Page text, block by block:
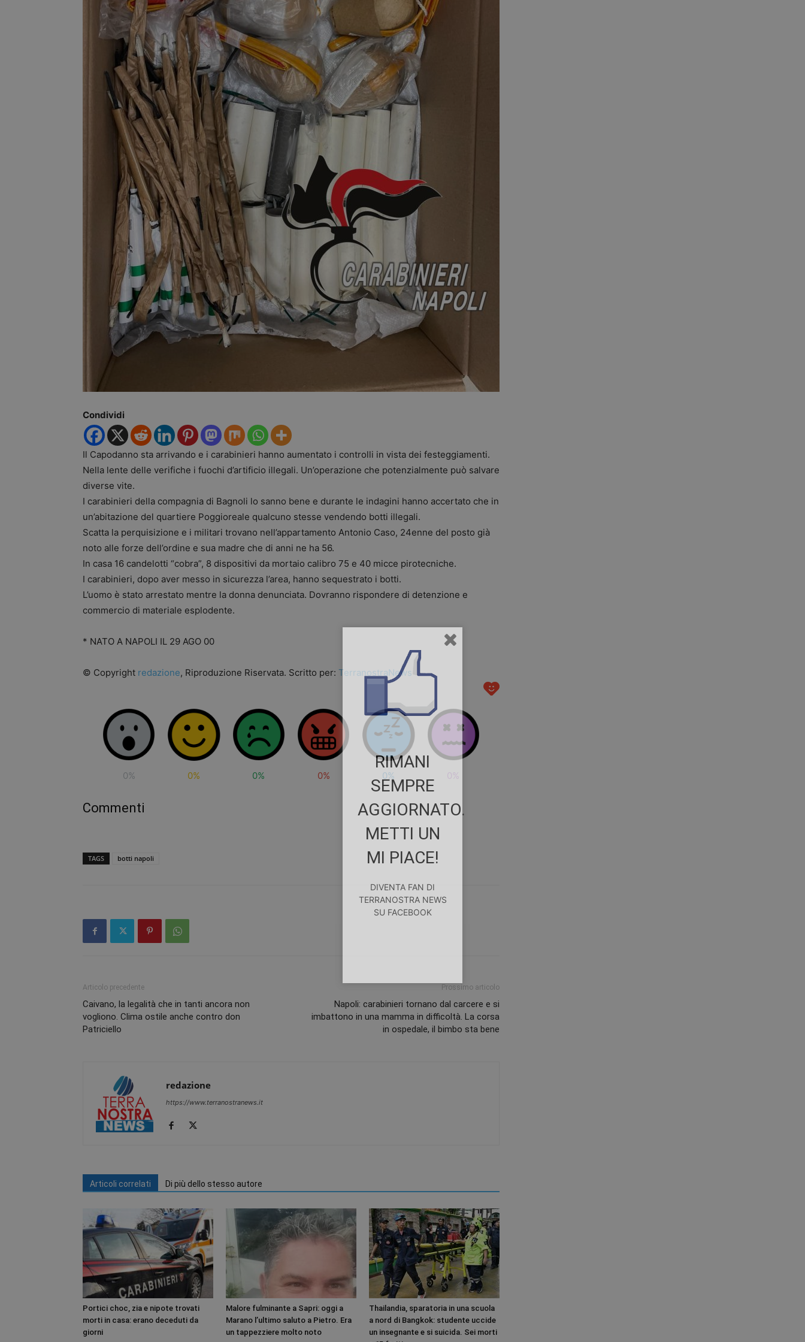
Condividi
Il Capodanno sta arrivando e i carabinieri hanno aumentato i controlli in vista dei festeggiamenti.
Nella lente delle verifiche i fuochi d’artificio illegali. Un’operazione che potenzialmente può salvare
diverse vite.
I carabinieri della compagnia di Bagnoli lo sanno bene e durante le indagini hanno accertato che in
un’abitazione del quartiere Poggioreale qualcuno stesse vendendo botti illegali.
Scatta la perquisizione e i militari trovano nell’appartamento Antonio Caso, 24enne del posto già
noto alle forze dell’ordine e sua madre che di anni ne ha 56.
In casa 16 candelotti “cobra”, 8 dispositivi da mortaio calibro 75 e 40 micce pirotecniche.
I carabinieri, dopo aver messo in sicurezza l’area, hanno sequestrato i botti.
L’uomo è stato arrestato mentre la donna denunciata. Dovranno rispondere di detenzione e
commercio di materiale esplodente.
* NATO A NAPOLI IL 29 AGO 00
© Copyright redazione, Riproduzione Riservata. Scritto per: TerranostraNews
0% 0% 0% 0% 0% 0%
Commenti
TAGS botti napoli
Articolo precedente
Caivano, la legalità che in tanti ancora non
vogliono. Clima ostile anche contro don
Patriciello
Prossimo articolo
Napoli: carabinieri tornano dal carcere e si
imbattono in una mamma in difficoltà. La corsa
in ospedale, il bimbo sta bene
redazione
https://www.terranostranews.it
Articoli correlati Di più dello stesso autore
Portici choc, zia e nipote trovati
morti in casa: erano deceduti da
giorni
Malore fulminante a Sapri: oggi a
Marano l’ultimo saluto a Pietro. Era
un tappezziere molto noto
Thailandia, sparatoria in una scuola
a nord di Bangkok: studente uccide
un insegnante e si suicida. Sei morti
RIMANI
SEMPRE
AGGIORNATO.
METTI UN
MI PIACE!
DIVENTA FAN DI
TERRANOSTRA NEWS
SU FACEBOOK